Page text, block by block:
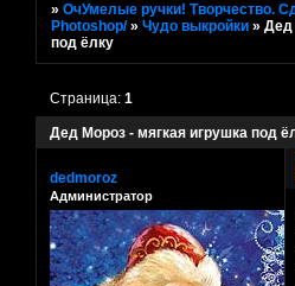
»ОчУмелые ручки! Творчество.
Photoshop/ »Чудо выкройки »Дед
под ёлку
Дед Мороз - мягкая игрушка под
Страница:1
dedmoroz
Администратор